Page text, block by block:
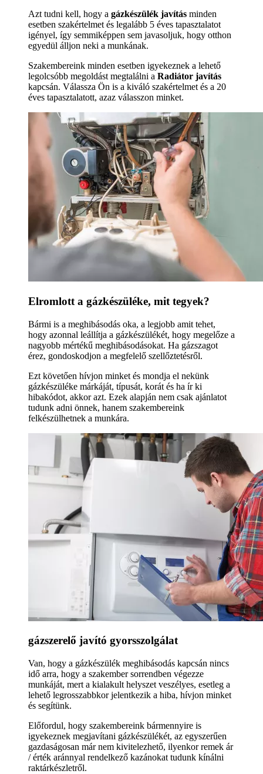
Azt tudni kell, hogy a gázkészülék javítás minden
esetben szakértelmet és legalább 5 éves tapasztalatot
igényel, így semmiképpen sem javasoljuk, hogy otthon
egyedül álljon neki a munkának.
Szakembereink minden esetben igyekeznek a lehető
legolcsóbb megoldást megtalálni a Radiátor javítás
kapcsán. Válassza Ön is a kiváló szakértelmet és a 20
éves tapasztalatott, azaz válasszon minket.
Elromlott a gázkészüléke, mit tegyek?
Bármi is a meghibásodás oka, a legjobb amit tehet,
hogy azonnal leállítja a gázkészülékét, hogy megelőze a
nagyobb mértékű meghibásodásokat. Ha gázszagot
érez, gondoskodjon a megfelelő szellőztetésről.
Ezt követően hívjon minket és mondja el nekünk
gázkészüléke márkáját, típusát, korát és ha ír ki
hibakódot, akkor azt. Ezek alapján nem csak ajánlatot
tudunk adni önnek, hanem szakembereink
felkészülhetnek a munkára.
gázszerelő javító gyorsszolgálat
Van, hogy a gázkészülék meghibásodás kapcsán nincs
idő arra, hogy a szakember sorrendben végezze
munkáját, mert a kialakult helyszet veszélyes, esetleg a
lehető legrosszabbkor jelentkezik a hiba, hívjon minket
és segítünk.
Előfordul, hogy szakembereink bármennyire is
igyekeznek megjavítani gázkészülékét, az egyszerűen
gazdaságosan már nem kivitelezhető, ilyenkor remek ár
/ érték aránnyal rendelkező kazánokat tudunk kínálni
raktárkészletről.